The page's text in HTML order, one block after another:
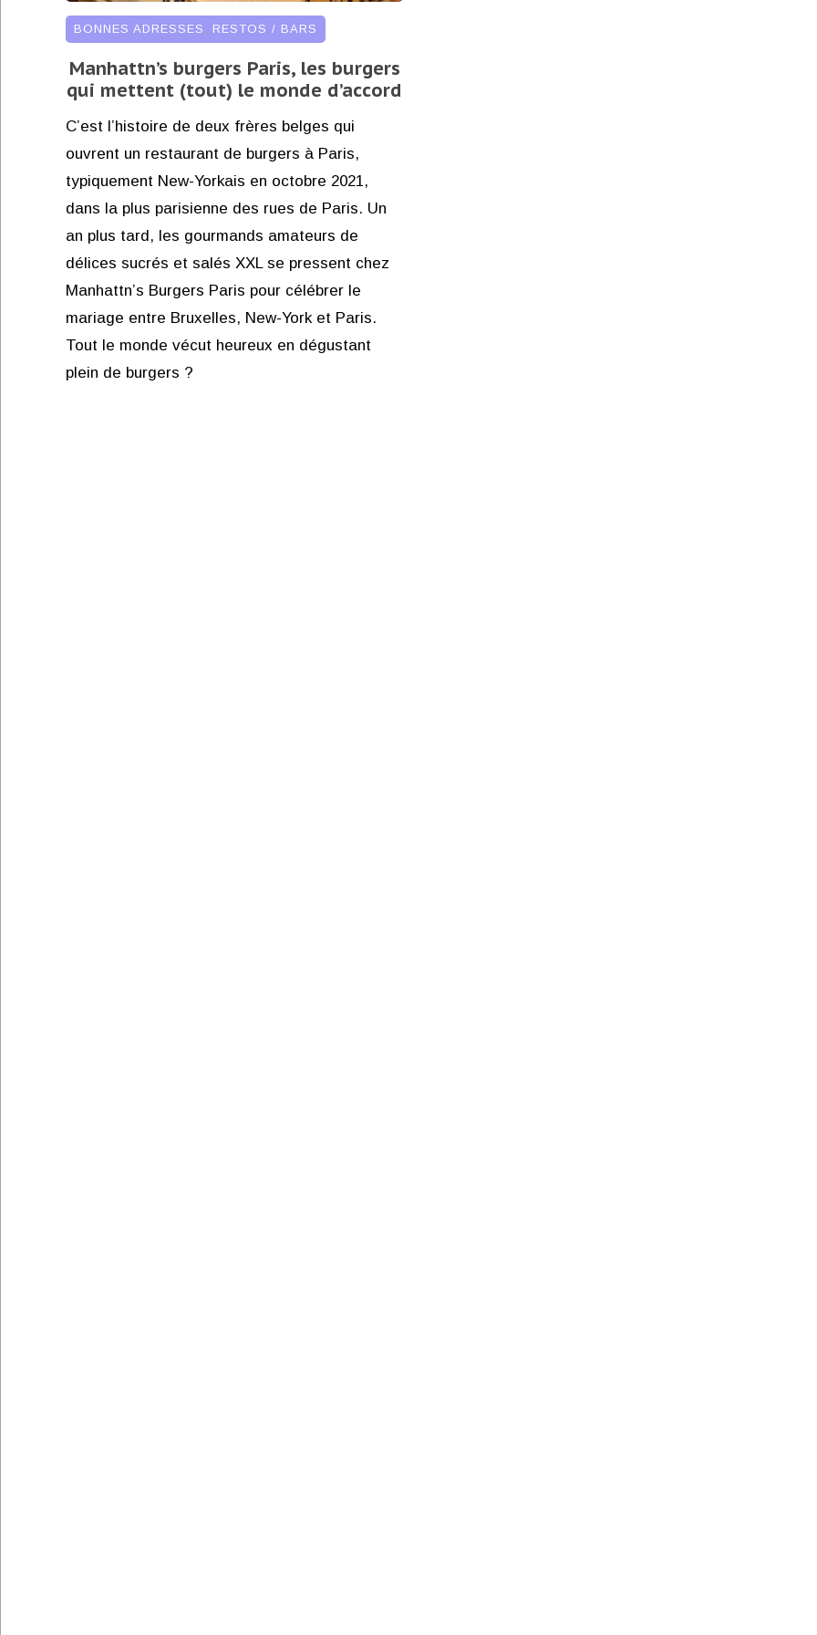
BONNES ADRESSES RESTOS / BARS
Manhattn’s burgers Paris, les burgers
qui mettent (tout) le monde d’accord
C’est l’histoire de deux frères belges qui
ouvrent un restaurant de burgers à Paris,
typiquement New-Yorkais en octobre 2021,
dans la plus parisienne des rues de Paris. Un
an plus tard, les gourmands amateurs de
délices sucrés et salés XXL se pressent chez
Manhattn’s Burgers Paris pour célébrer le
mariage entre Bruxelles, New-York et Paris.
Tout le monde vécut heureux en dégustant
plein de burgers ?